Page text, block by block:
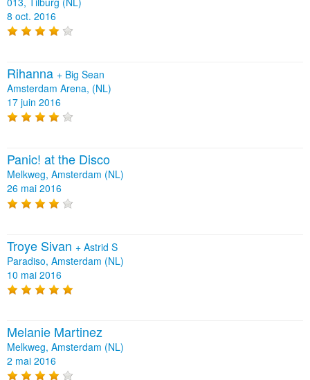
8 oct. 2016
Rihanna + Big Sean
Amsterdam Arena, (NL)
17 juin 2016
Panic! at the Disco
Melkweg, Amsterdam (NL)
26 mai 2016
Troye Sivan + Astrid S
Paradiso, Amsterdam (NL)
10 mai 2016
Melanie Martinez
Melkweg, Amsterdam (NL)
2 mai 2016